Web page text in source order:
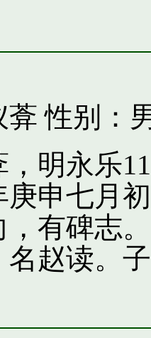
葊 性别：
，明永乐
庚申七月
有碑志
名赵读。